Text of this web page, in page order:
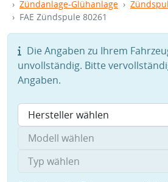
Zündanlage-Glühanlage
FAE Zündspule 80261
Die Angaben zu Ihrem
unvollständig. Bitte
Angaben.